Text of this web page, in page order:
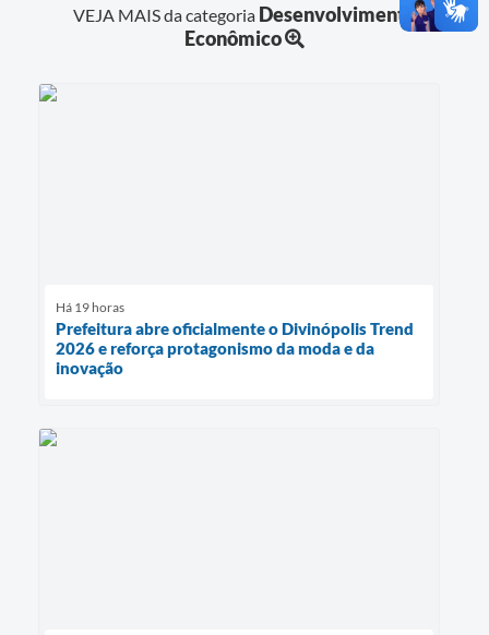
VEJA MAIS da categoria Desenvolvimento
Econômico
Há 19 horas
Prefeitura abre oficialmente o Divinópolis Trend
2026 e reforça protagonismo da moda e da
inovação